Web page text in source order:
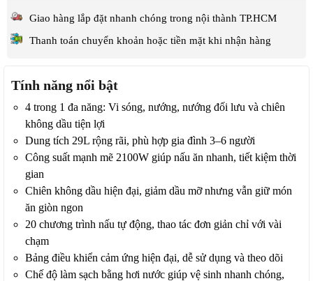
Giao hàng lắp đặt nhanh chóng trong nội thành TP.HCM
Thanh toán chuyển khoản hoặc tiền mặt khi nhận hàng
Tính năng nổi bật
4 trong 1 đa năng: Vi sóng, nướng, nướng đối lưu và chiên
không dầu tiện lợi
Dung tích 29L rộng rãi, phù hợp gia đình 3–6 người
Công suất mạnh mẽ 2100W giúp nấu ăn nhanh, tiết kiệm thời
gian
Chiên không dầu hiện đại, giảm dầu mỡ nhưng vẫn giữ món
ăn giòn ngon
20 chương trình nấu tự động, thao tác đơn giản chỉ với vài
chạm
Bảng điều khiển cảm ứng hiện đại, dễ sử dụng và theo dõi
Chế độ làm sạch bằng hơi nước giúp vệ sinh nhanh chóng,